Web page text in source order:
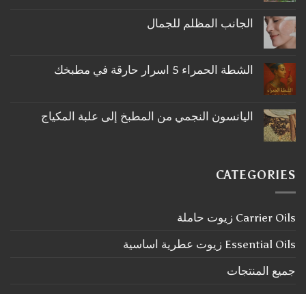
على
ما
اكليل
الجبل
الجانب المظلم للجمال
على
الجانب
الشطة الحمراء 5 اسرار حارقة في مطبخك
على
الشطة
في
مطبخك
اليانسون النجمي من المطبخ إلى علبة المكياج
اليانسون
النجمي
علبة
المكياج
CATEGORIES
Carrier Oils زيوت حاملة
Essential Oils زيوت عطرية اساسية
جميع المنتجات